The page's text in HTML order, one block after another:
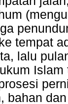
tempat
lalu
bahan